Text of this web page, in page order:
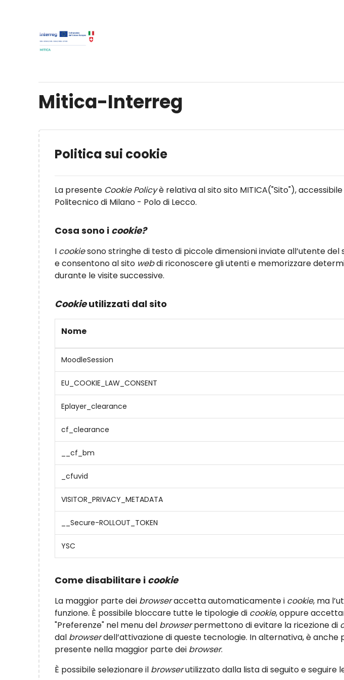
Mitica-Interreg
Politica sui cookie
La presente Cookie Policyè relativa al sito sito MITICA("Sito"),
Politecnico di Milano - Polo di Lecco.
Cosa sono i cookie?
I cookiesono stringhe di testo di piccole dimensioni inviate all’utente del
e consentono al sito webdi riconoscere gli utenti e memorizzare
durante le visite successive.
Cookieutilizzati dal sito
Nome
MoodleSession
EU_COOKIE_LAW_CONSENT
Eplayer_clearance
cf_clearance
__cf_bm
_cfuvid
VISITOR_PRIVACY_METADATA
__Secure-ROLLOUT_TOKEN
YSC
Come disabilitare i cookie
La maggior parte dei browseraccetta automaticamente i cookie, ma
funzione. È possibile bloccare tutte le tipologie di cookie, oppure
"Preferenze" nel menu del browserpermettono di evitare la ricezione di
dal browserdell’attivazione di queste tecnologie. In alternativa, è
presente nella maggior parte dei browser.
È possibile selezionare il browserutilizzato dalla lista di seguito e seguire